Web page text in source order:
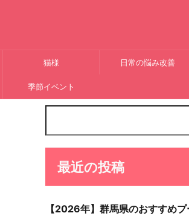
猫様 日常の悩み改善
季節イベント
最近の投稿
【2026年】群馬県のおすすめ